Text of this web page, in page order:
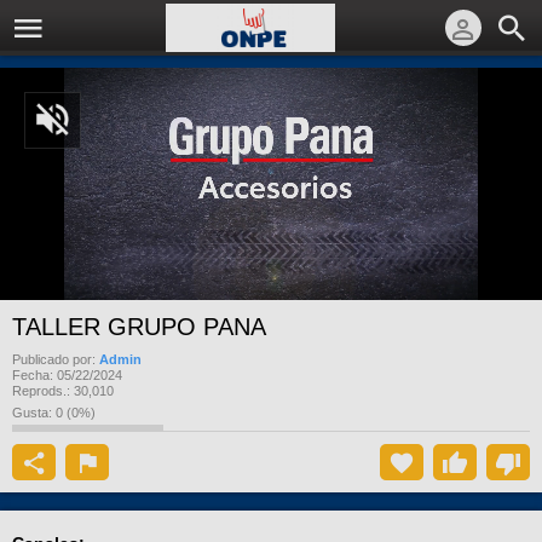
TALLER GRUPO PANA
Publicado por: Admin
Fecha: 05/22/2024
Reprods.: 30,010
Gusta: 0 (0%)